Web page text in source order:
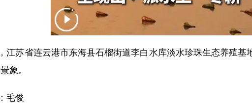
苏省连云港市东海县石榴街道李白水库淡水珍珠生态养殖基
象。
俊